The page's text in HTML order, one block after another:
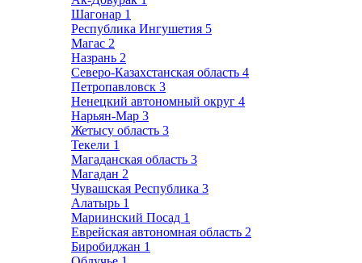
Шагонар 1
Республика Ингушетия 5
Магас 2
Назрань 2
Северо-Казахстанская область 4
Петропавловск 3
Ненецкий автономный округ 4
Нарьян-Мар 3
Жетысу область 3
Текели 1
Магаданская область 3
Магадан 2
Чувашская Республика 3
Алатырь 1
Мариинский Посад 1
Еврейская автономная область 2
Биробиджан 1